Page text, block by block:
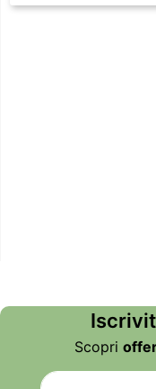
Scopri